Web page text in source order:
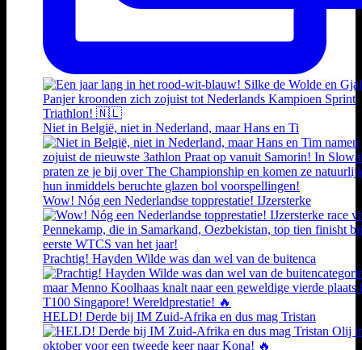
Niet in België, niet in Nederland, maar Hans en Ti
Wow! Nóg een Nederlandse topprestatie! IJzersterke
Prachtig! Hayden Wilde was dan wel van de buitenca
HELD! Derde bij IM Zuid-Afrika en dus mag Tristan